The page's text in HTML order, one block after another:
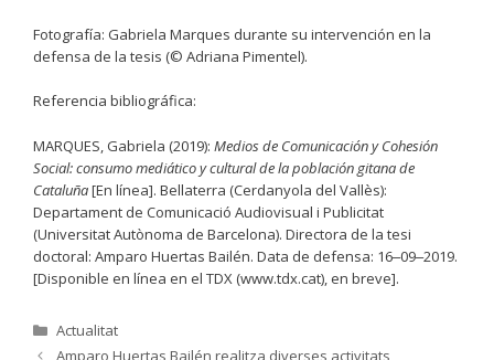
Fotografía: Gabriela Marques durante su intervención en la
defensa de la tesis (© Adriana Pimentel).
Referencia bibliográfica:
MARQUES, Gabriela (2019): Medios de Comunicación y Cohesión
Social: consumo mediático y cultural de la población gitana de
Cataluña[En línea]. Bellaterra (Cerdanyola del Vallès):
Departament de Comunicació Audiovisual i Publicitat
(Universitat Autònoma de Barcelona). Directora de la tesi
doctoral: Amparo Huertas Bailén. Data de defensa: 16‒09‒2019.
[Disponible en línea en el TDX (www.tdx.cat), en breve].
Categories
Actualitat
Amparo Huertas Bailén realitza diverses activitats